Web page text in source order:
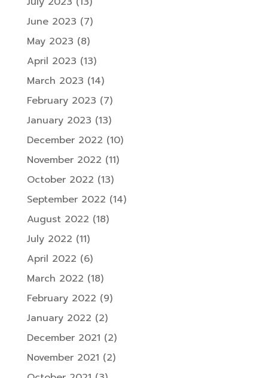
June 2023 (7)
May 2023 (8)
April 2023 (13)
March 2023 (14)
February 2023 (7)
January 2023 (13)
December 2022 (10)
November 2022 (11)
October 2022 (13)
September 2022 (14)
August 2022 (18)
July 2022 (11)
April 2022 (6)
March 2022 (18)
February 2022 (9)
January 2022 (2)
December 2021 (2)
November 2021 (2)